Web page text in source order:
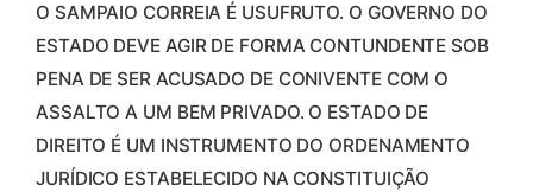
O SAMPAIO CORREIA É USUFRUTO. O GOVERNO DO
ESTADO DEVE AGIR DE FORMA CONTUNDENTE SOB
PENA DE SER ACUSADO DE CONIVENTE COM O
ASSALTO A UM BEM PRIVADO. O ESTADO DE
DIREITO É UM INSTRUMENTO DO ORDENAMENTO
JURÍDICO ESTABELECIDO NA CONSTITUIÇÃO